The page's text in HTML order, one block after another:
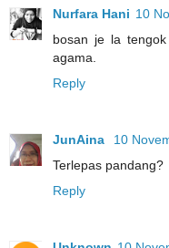
Nurfara Hani 10
bosan je la
agama.
Reply
JunAina
10
Terlepas pandang?
Reply